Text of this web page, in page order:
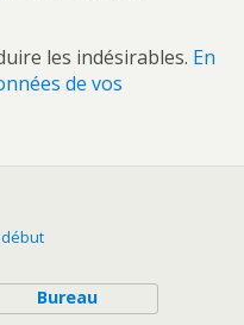
les indésirables. En
de vos
Bureau